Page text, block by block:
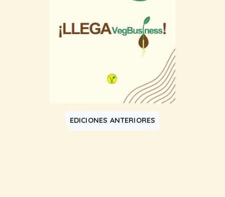
EDICIONES ANTERIORES